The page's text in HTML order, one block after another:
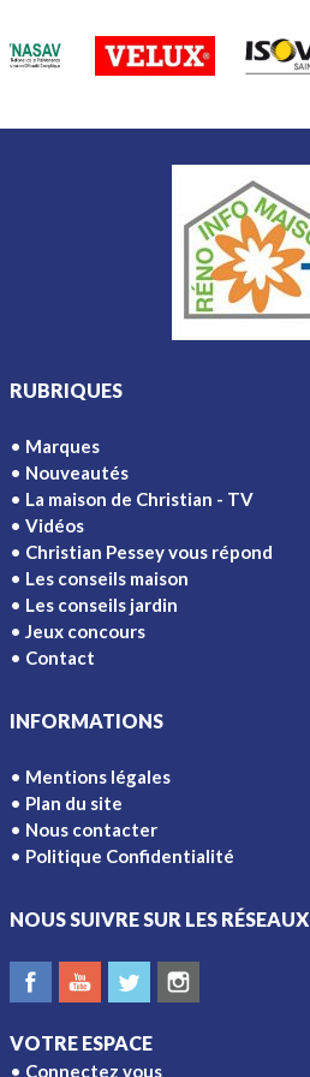
RUBRIQUES
Marques
Nouveautés
La maison de Christian - TV
Vidéos
Christian Pessey vous répond
Les conseils maison
Les conseils jardin
Jeux concours
Contact
INFORMATIONS
Mentions légales
Plan du site
Nous contacter
Politique Confidentialité
NOUS SUIVRE SUR LES RÉSEAUX
VOTRE ESPACE
Connectez vous